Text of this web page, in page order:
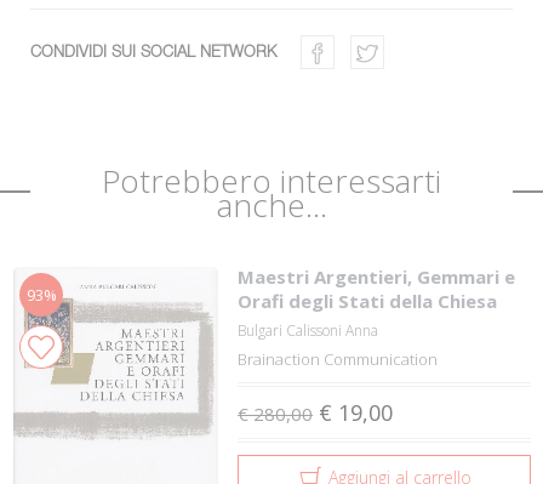
CONDIVIDI SUI SOCIAL NETWORK
Potrebbero interessarti
anche...
93%
Maestri Argentieri, Gemmari e
Orafi degli Stati della Chiesa
Bulgari Calissoni Anna
Brainaction Communication
€ 280,00 € 19,00
Aggiungi al carrello